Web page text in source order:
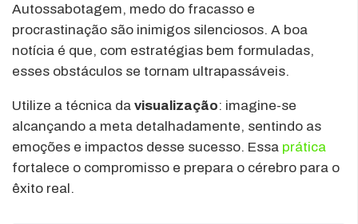
Autossabotagem, medo do fracasso e
procrastinação são inimigos silenciosos. A boa
notícia é que, com estratégias bem formuladas,
esses obstáculos se tornam ultrapassáveis.
Utilize a técnica da visualização: imagine-se
alcançando a meta detalhadamente, sentindo as
emoções e impactos desse sucesso. Essa prática
fortalece o compromisso e prepara o cérebro para o
êxito real.